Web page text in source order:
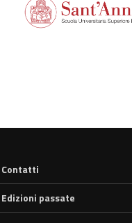
Contatti
Edizioni passate